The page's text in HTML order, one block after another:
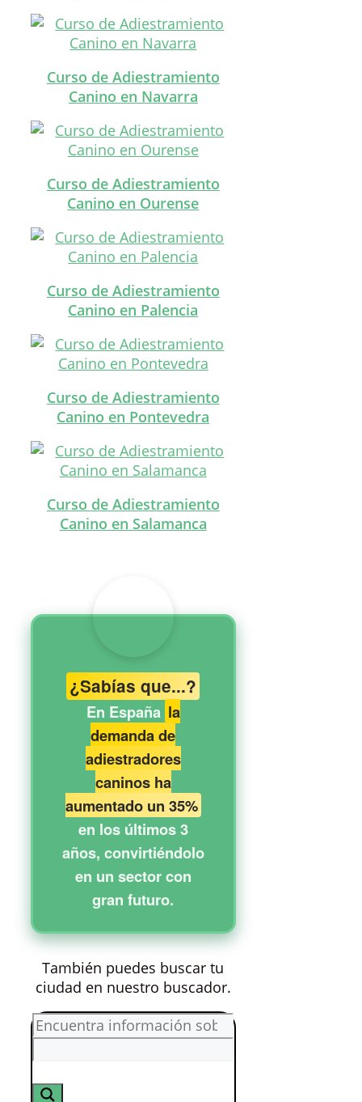
Curso de Adiestramiento
Canino en Navarra
Curso de Adiestramiento
Canino en Ourense
Curso de Adiestramiento
Canino en Palencia
Curso de Adiestramiento
Canino en Pontevedra
Curso de Adiestramiento
Canino en Salamanca
¿Sabías que...?
En España la
demanda de
adiestradores
caninos ha
aumentado un 35%
en los últimos 3
años, convirtiéndolo
en un sector con
gran futuro.
También puedes buscar tu
ciudad en nuestro buscador.